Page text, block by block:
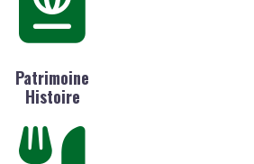
Patrimoine
Histoire